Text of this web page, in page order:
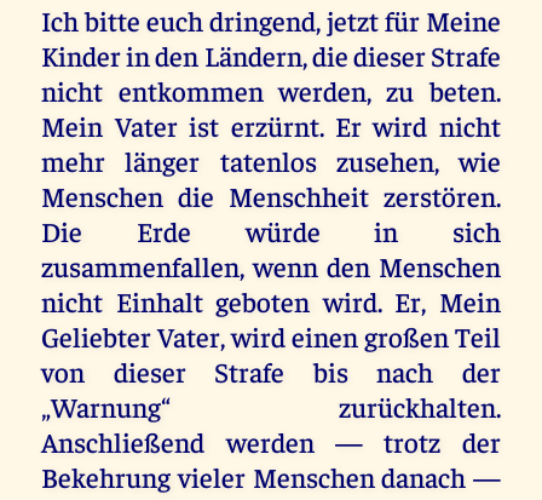
Ich bitte euch dringend, jetzt für Meine
Kinder in den Ländern, die dieser Strafe
nicht entkommen werden, zu beten.
Mein Vater ist erzürnt. Er wird nicht
mehr länger tatenlos zusehen, wie
Menschen die Menschheit zerstören.
Die Erde würde in sich
zusammenfallen, wenn den Menschen
nicht Einhalt geboten wird. Er, Mein
Geliebter Vater, wird einen großen Teil
von dieser Strafe bis nach der
„Warnung“ zurückhalten.
Anschließend werden — trotz der
Bekehrung vieler Menschen danach —